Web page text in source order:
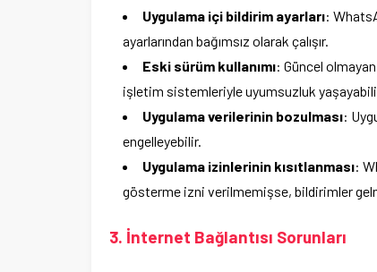
Uygulama içi bildirim ayarları:
ayarlarından bağımsız olarak çalışır.
Eski sürüm kullanımı: Güncel
işletim sistemleriyle uyumsuzluk
Uygulama verilerinin bozulması:
engelleyebilir.
Uygulama izinlerinin kısıtlanması:
gösterme izni verilmemişse, bildirimler
3. İnternet Bağlantısı Sorunları